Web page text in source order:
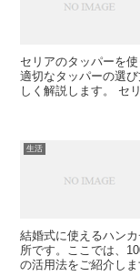
セリアのタッパーを
適切なタッパーの選
しく解説します。 セ
生活
結婚式に使えるハン
所です。ここでは、
の活用法をご紹介し